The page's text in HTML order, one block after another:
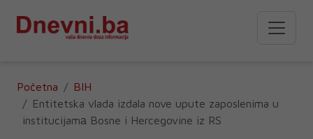
Početna
BIH
Entitetska vlada izdala nove upute zaposlenima u
institucijamа Bosne i Hercegovine iz RS